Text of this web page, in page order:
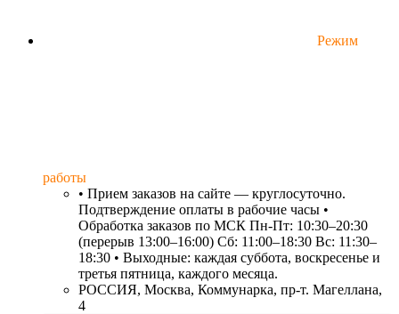
Режим
работы
• Прием заказов на сайте — круглосуточно.
Подтверждение оплаты в рабочие часы •
Обработка заказов по МСК Пн-Пт: 10:30–20:30
(перерыв 13:00–16:00) Сб: 11:00–18:30 Вс: 11:30–
18:30 • Выходные: каждая суббота, воскресенье и
третья пятница, каждого месяца.
РОССИЯ, Москва, Коммунарка, пр-т. Магеллана,
4